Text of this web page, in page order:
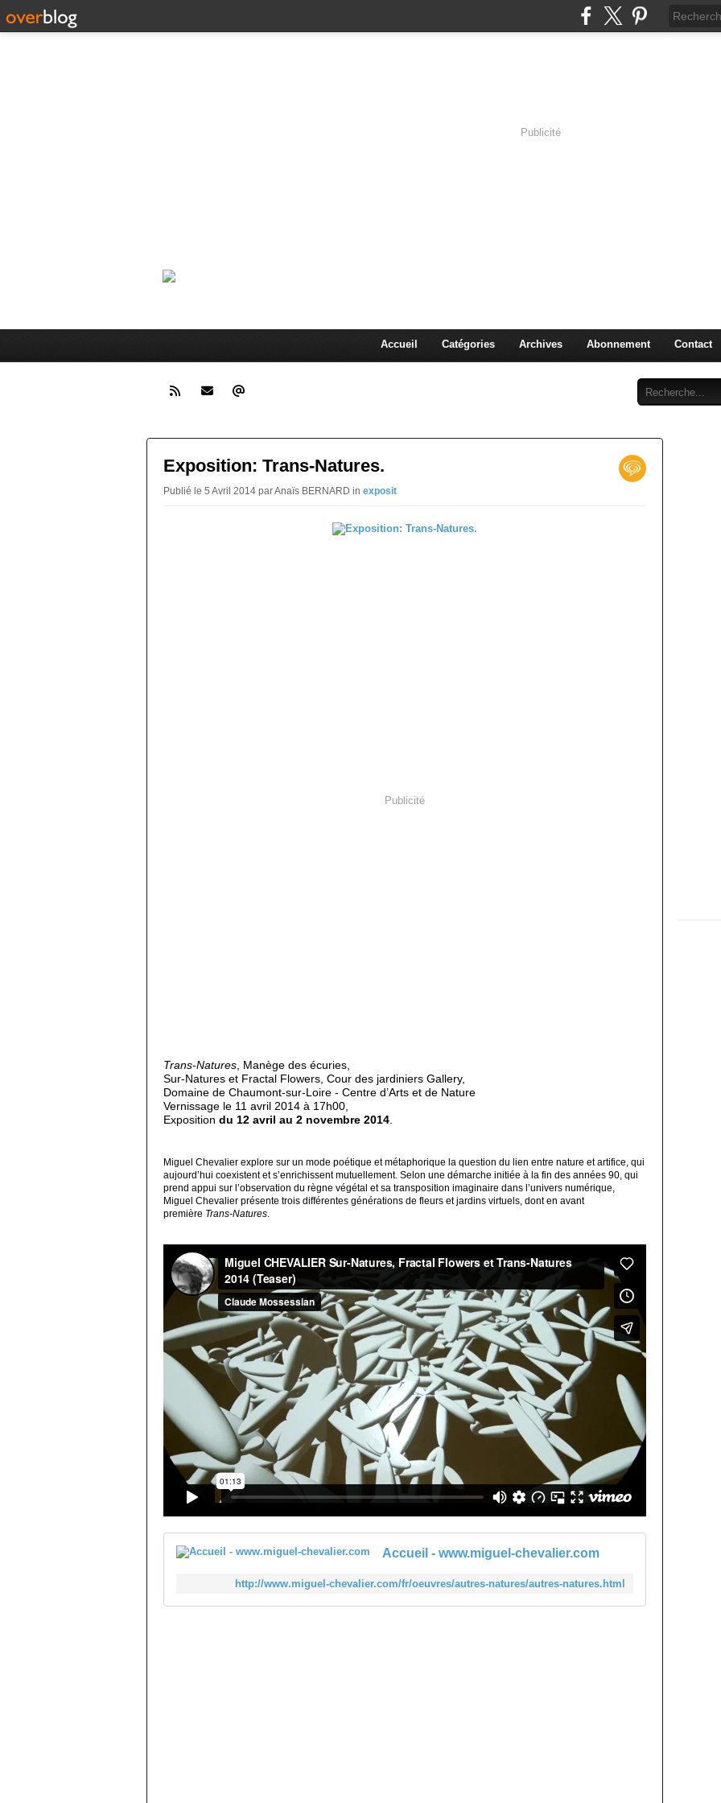
Publicité
Accueil Catégories Archives Abonnement Contact
Exposition: Trans-Natures.
Publié le 5 Avril 2014 par Anaïs BERNARD in exposit
Publicité
Trans-Natures , Manège des écuries,
Sur-Natures et Fractal Flowers, Cour des jardiniers Gallery,
Domaine de Chaumont-sur-Loire - Centre d’Arts et de Nature
Vernissage le 11 avril 2014 à 17h00,
Exposition du 12 avril au 2 novembre 2014
Miguel Chevalier explore sur un mode poétique et métaphorique la question du lien entre nature et artifice, qui
aujourd’hui coexistent et s’enrichissent mutuellement. Selon une démarche initiée à la fin des années 90, qui
prend appui sur l’observation du règne végétal et sa transposition imaginaire dans l’univers numérique,
Miguel Chevalier présente trois différentes générations de fleurs et jardins virtuels, dont en avant
première Trans-Natures.
Accueil - www.miguel-chevalier.com
http://www.miguel-chevalier.com/fr/oeuvres/autres-natures/autres-natures.html